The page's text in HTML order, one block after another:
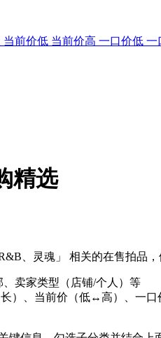
当前价低 当前价高 一口价低 一
精选
、灵魂」 相关的在售拍品，
卖家类型（店铺/个人）等
）、当前价（低↔高）、一口